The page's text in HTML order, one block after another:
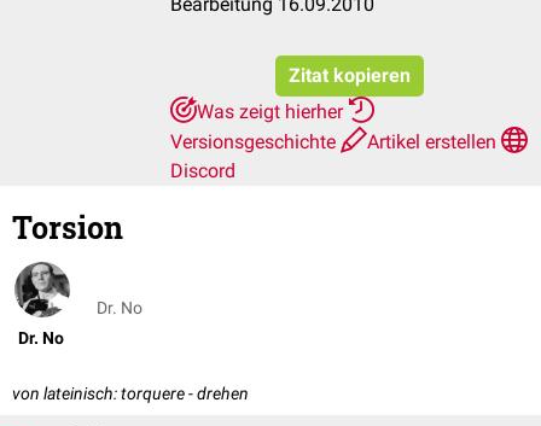
Zitat kopieren
Was zeigt hierher
Versionsgeschichte
Artikel erstellen
Discord
Torsion
Dr. No
Dr. No
von lateinisch: torquere - drehen